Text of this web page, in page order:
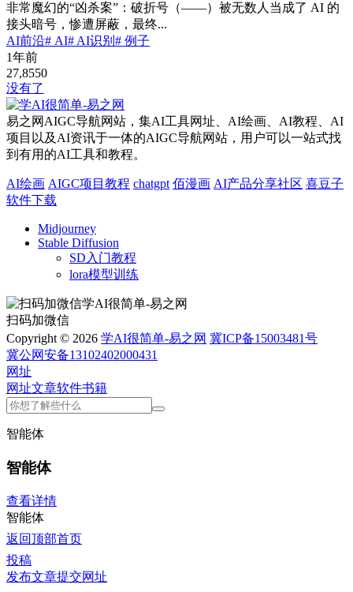
非常魔幻的“凶杀案”：破折号（——）被无数人当成了 AI 的
接头暗号，惨遭屏蔽，最终...
AI前沿# AI# AI识别 # 例子
1年前
27,8550
没有了
易之网AIGC导航网站，集AI工具网址、AI绘画、AI教程、AI
项目以及AI资讯于一体的AIGC导航网站，用户可以一站式找
到有用的AI工具和教程。
AI绘画 AIGC项目教程 chatgpt 佰漫画 AI产品分享社区 喜豆子
软件下载
Midjourney
Stable Diffusion
SD入门教程
lora模型训练
扫码加微信
Copyright © 2026 学AI很简单-易之网 冀ICP备15003481号
冀公网安备13102402000431
网址
网址文章软件书籍
智能体
智能体
查看详情
智能体
返回顶部首页
投稿
发布文章提交网址